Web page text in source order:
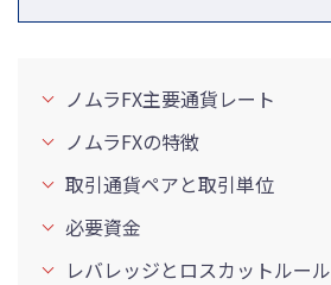
ノムラFX主要通貨レート
ノムラFXの特徴
取引通貨ペアと取引単位
必要資金
レバレッジとロスカットルール